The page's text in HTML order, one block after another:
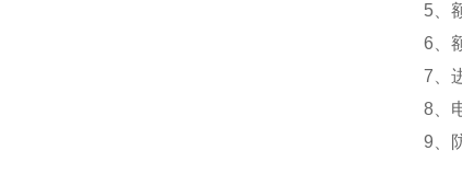
5、
6 、
7 、
8、
9、